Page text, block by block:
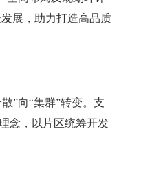
展，助力打造高品质
”向“集群”转变。支
念，以片区统筹开发